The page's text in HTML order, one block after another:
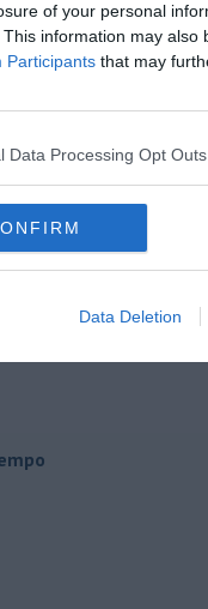
of your personal
information may
Participants that may
Data Processing Opt Outs
Data Deletion
Micheli
per tutti